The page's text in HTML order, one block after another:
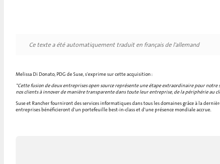
Ce texte a été automatiquement traduit en français de l'allemand
Melissa Di Donato, PDG de Suse, s'exprime sur cette acquisition :
"Cette fusion de deux entreprises open source représente une étape extraordinaire pour
nos clients à innover de manière transparente dans toute leur entreprise, de la périphérie au
Suse et Rancher fourniront des services informatiques dans tous les domaines grâce à la
entreprises bénéficieront d'un portefeuille best-in-class et d'une présence mondiale accrue.